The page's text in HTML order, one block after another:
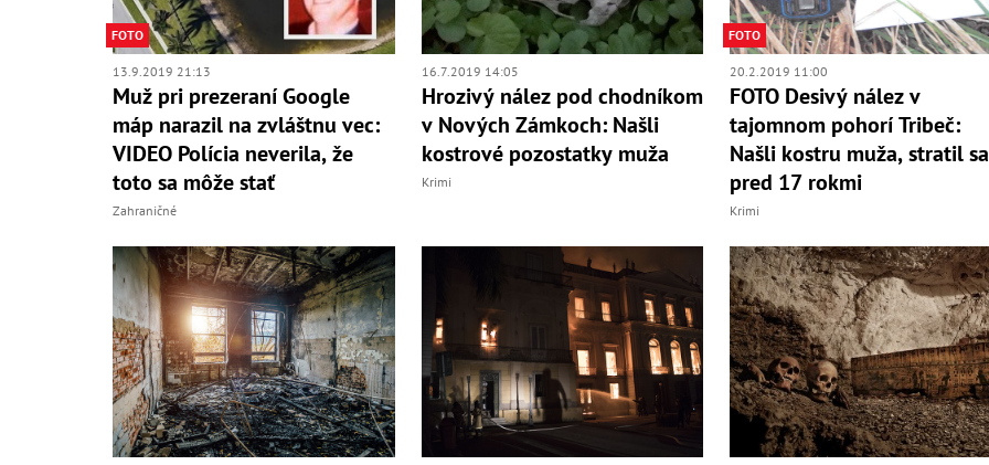
FOTO
13.9.2019 21:13
Muž pri prezeraní Google
máp narazil na zvláštnu vec:
VIDEO Polícia neverila, že
toto sa môže stať
Zahraničné
16.7.2019 14:05
Hrozivý nález pod chodníkom
v Nových Zámkoch: Našli
kostrové pozostatky muža
Krimi
FOTO
20.2.2019 11:00
FOTO Desivý nález v
tajomnom pohorí Tribeč:
Našli kostru muža, stratil sa
pred 17 rokmi
Krimi